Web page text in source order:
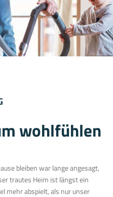
wohlfühlen
bleiben war lange angesagt,
trautes Heim ist längst ein
mehr abspielt, als nur unser